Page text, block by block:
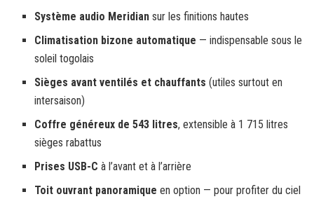
Système audio Meridian sur les finitions hautes
Climatisation bizone automatique — indispensable sous le
soleil togolais
Sièges avant ventilés et chauffants (utiles surtout en
intersaison)
Coffre généreux de 543 litres, extensible à 1 715 litres
sièges rabattus
Prises USB-C à l’avant et à l’arrière
Toit ouvrant panoramique en option — pour profiter du ciel